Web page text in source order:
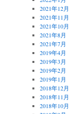
2021年12月
2021年11月
2021年10月
2021年8月
2021年7月
2019年4月
2019年3月
2019年2月
2019年1月
2018年12月
2018年11月
2018年10月